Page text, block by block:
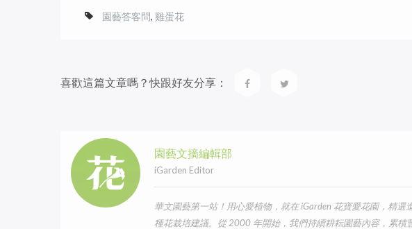
園藝答客問, 雞蛋花
喜歡這篇文章嗎？快跟好友分享：
園藝文摘編輯部
iGarden Editor
華文園藝第一站！用心愛植物，就在 iGarden 花寶愛花園，精
種花栽培建議。從 2000 年開始，我們持續耕耘園藝內容，累積